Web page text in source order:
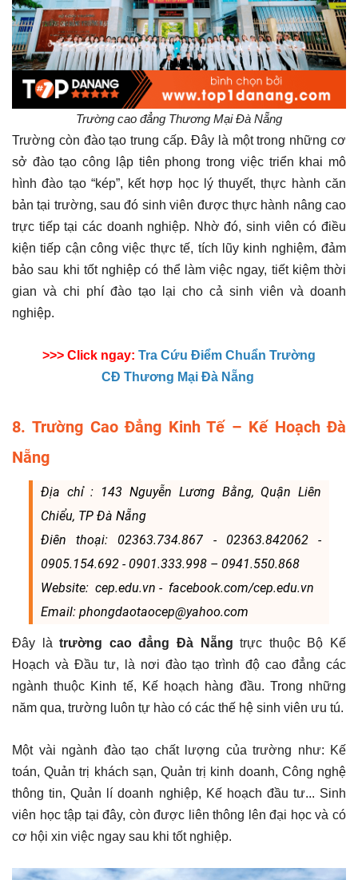
Trường cao đẳng Thương Mại Đà Nẵng
Trường còn đào tạo trung cấp. Đây là một trong những cơ
sở đào tạo công lập tiên phong trong việc triển khai mô
hình đào tạo “kép”, kết hợp học lý thuyết, thực hành căn
bản tại trường, sau đó sinh viên được thực hành nâng cao
trực tiếp tại các doanh nghiệp. Nhờ đó, sinh viên có điều
kiện tiếp cận công việc thực tế, tích lũy kinh nghiệm, đảm
bảo sau khi tốt nghiệp có thể làm việc ngay, tiết kiệm thời
gian và chi phí đào tạo lại cho cả sinh viên và doanh
nghiệp.
>>> Click ngay: Tra Cứu Điểm Chuẩn Trường
CĐ Thương Mại Đà Nẵng
8. Trường Cao Đẳng Kinh Tế – Kế Hoạch Đà
Nẵng
Địa chỉ : 143 Nguyễn Lương Bằng, Quận Liên
Chiểu, TP Đà Nẵng
Điên thoại: 02363.734.867 - 02363.842062 -
0905.154.692 - 0901.333.998 – 0941.550.868
Website: cep.edu.vn - facebook.com/cep.edu.vn
Email: phongdaotaocep@yahoo.com
Đây làtrường cao đẳng Đà Nẵng trực thuộc Bộ Kế
Hoạch và Đầu tư, là nơi đào tạo trình độ cao đẳng các
ngành thuộc Kinh tế, Kế hoạch hàng đầu. Trong những
năm qua, trường luôn tự hào có các thế hệ sinh viên ưu tú.
Một vài ngành đào tạo chất lượng của trường như: Kế
toán, Quản trị khách sạn, Quản trị kinh doanh, Công nghệ
thông tin, Quản lí doanh nghiệp, Kế hoạch đầu tư... Sinh
viên học tập tại đây, còn được liên thông lên đại học và có
cơ hội xin việc ngay sau khi tốt nghiệp.